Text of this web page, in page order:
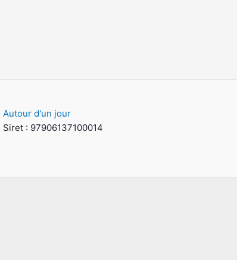
Autour d'un jour
Siret : 97906137100014